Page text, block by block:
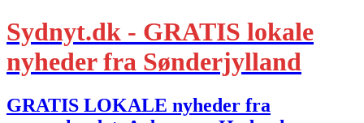
Sydnyt.dk - GRATIS lokale
nyheder fra Sønderjylland
GRATIS LOKALE nyheder fra